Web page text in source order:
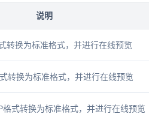
说明
转换为标准格式，并进行在线预览
转换为标准格式，并进行在线预览
格式转换为标准格式，并进行在线预览